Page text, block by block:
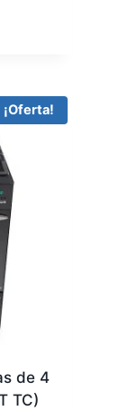
¡Oferta!
de 4
TC)